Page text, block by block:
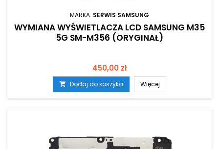
MARKA: SERWIS SAMSUNG
WYMIANA WYŚWIETLACZA LCD SAMSUNG M35
5G SM-M356 (ORYGINAŁ)
Cena
450,00 zł
 Dodaj do koszyka Więcej